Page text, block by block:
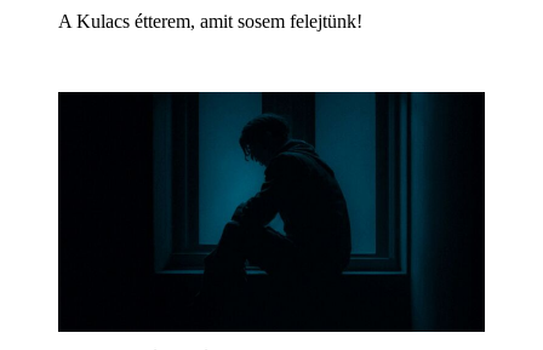
A Kulacs étterem, amit sosem felejtünk!